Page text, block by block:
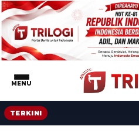
MENU
TERKINI